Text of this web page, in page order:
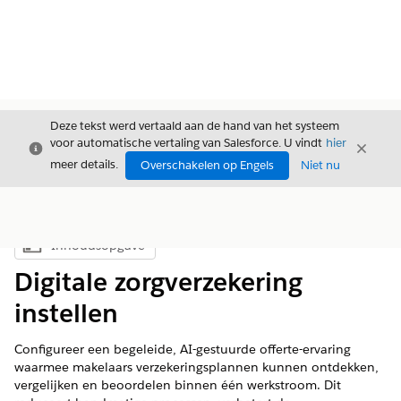
Sluiten
Deze tekst werd vertaald aan de hand van het systeem
voor automatische vertaling van Salesforce. U vindt hier
meer details.
Overschakelen op Engels Niet nu
Sluiten
Inhoudsopgave weergeven
Inhoudsopgave
Digitale zorgverzekering
instellen
Configureer een begeleide, AI-gestuurde offerte-ervaring
waarmee makelaars verzekeringsplannen kunnen ontdekken,
vergelijken en beoordelen binnen één werkstroom. Dit